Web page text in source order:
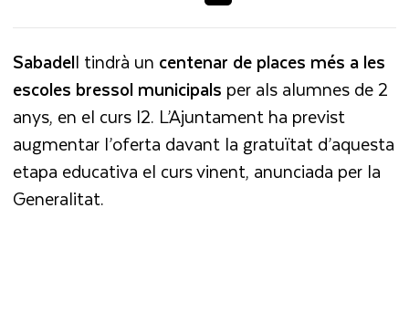
Sabadell tindrà un centenar de places més a les
escoles bressol municipals per als alumnes de 2
anys, en el curs I2. L’Ajuntament ha previst
augmentar l’oferta davant la gratuïtat d’aquesta
etapa educativa el curs vinent, anunciada per la
Generalitat.